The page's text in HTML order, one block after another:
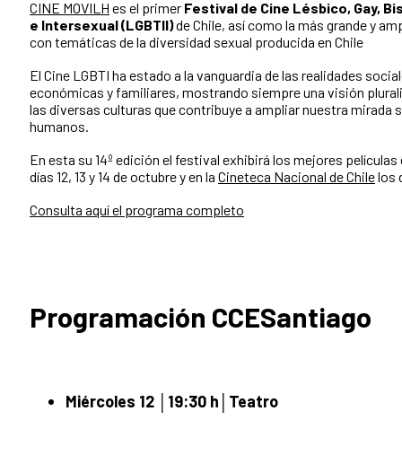
CINE MOVILH es el primer Festival de Cine Lésbico, Gay,
e Intersexual (LGBTII)de Chile, así como la más grande y
con temáticas de la diversidad sexual producida en Chile
El Cine LGBTI ha estado a la vanguardia de las realidades
económicas y familiares, mostrando siempre una visión
las diversas culturas que contribuye a ampliar nuestra mirada
humanos.
En esta su 14º edición el festival exhibirá los mejores películas
días 12, 13 y 14 de octubre y en la Cineteca Nacional de Chilelos
Consulta aquí el programa completo
Programación CCESantiago
Miércoles 12 │19:30 h│ Teatro